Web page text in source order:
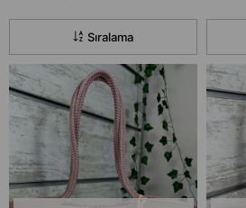
Sıralama